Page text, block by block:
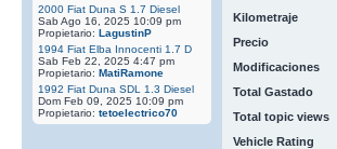
2000 Fiat Duna S 1.7 Diesel
Sab Ago 16, 2025 10:09 pm
Propietario: LagustinP
1994 Fiat Elba Innocenti 1.7 D
Sab Feb 22, 2025 4:47 pm
Propietario: MatiRamone
1992 Fiat Duna SDL 1.3 Diesel
Dom Feb 09, 2025 10:09 pm
Propietario: tetoelectrico70
Kilometraje
Precio
Modificaciones
Total Gastado
Total topic views
Vehicle Rating